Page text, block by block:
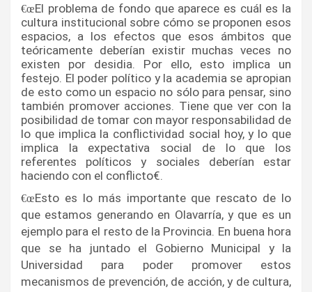
€œEl problema de fondo que aparece es cuál es la
cultura institucional sobre cómo se proponen esos
espacios, a los efectos que esos ámbitos que
teóricamente deberí­an existir muchas veces no
existen por desidia. Por ello, esto implica un
festejo. El poder polí­tico y la academia se apropian
de esto como un espacio no sólo para pensar, sino
también promover acciones. Tiene que ver con la
posibilidad de tomar con mayor responsabilidad de
lo que implica la conflictividad social hoy, y lo que
implica la expectativa social de lo que los
referentes polí­ticos y sociales deberí­an estar
haciendo con el conflicto€.
€œEsto es lo más importante que rescato de lo
que estamos generando en Olavarrí­a, y que es un
ejemplo para el resto de la Provincia. En buena hora
que se ha juntado el Gobierno Municipal y la
Universidad para poder promover estos
mecanismos de prevención, de acción, y de cultura,